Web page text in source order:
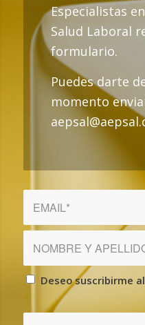
Especialistas
Salud Laboral
formulario.
Puedes darte
momento
Deseo suscribirme
*